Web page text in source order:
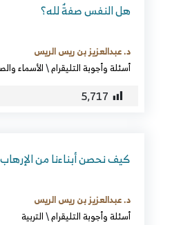
هل النفس صفةٌ لله؟
د. عبدالعزيز بن ريس الريس
أسئلة وأجوبة التليقرام\الأسماء
5٬717
كيف نحصن أبناءنا من
د. عبدالعزيز بن ريس الريس
أسئلة وأجوبة التليقرام\التربية